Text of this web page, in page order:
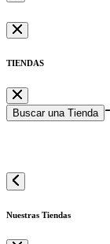
TIENDAS
Buscar una Tienda
Nuestras Tiendas